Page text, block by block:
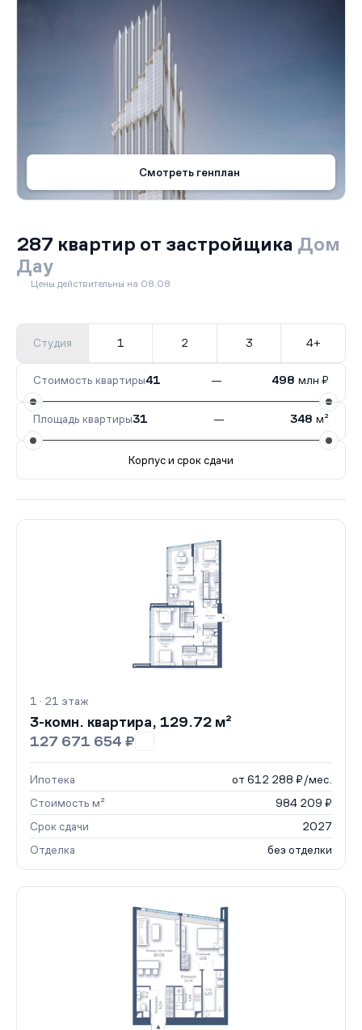
Смотреть генплан
287 квартир от застройщика Дом
Дау
Цены действительны на 08.08
Студия 1 2 3 4+
Стоимость квартиры41 — 498 млн ₽
Площадь квартиры31 — 348 м²
Корпус и срок сдачи
1287 кв.II кв. 2027
1 · 21 этаж
3-комн. квартира, 129.72 м²
127 671 654 ₽
Ипотека
от 612 288 ₽/мес.
Стоимость м²
984 209 ₽
Срок сдачи
2027
Отделка
без отделки